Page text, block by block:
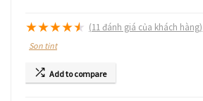
★★★★★ (11đánh giá của khách hàng)
Son tint
Add to compare